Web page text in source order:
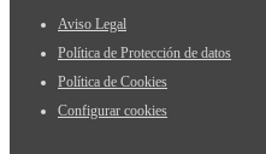
Aviso Legal
Política de Protección de datos
Política de Cookies
Configurar cookies